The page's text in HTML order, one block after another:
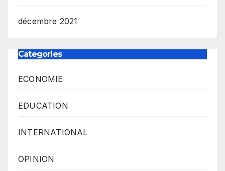
décembre 2021
Categories
ECONOMIE
EDUCATION
INTERNATIONAL
OPINION